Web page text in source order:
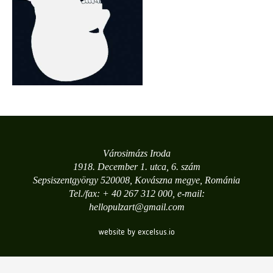
Városimázs Iroda
1918. December 1. utca, 6. szám
Sepsiszentgyörgy 520008, Kovászna megye, Románia
Tel./fax: + 40 267 312 000, e-mail:
hellopulzart@gmail.com
website by excelsus.io